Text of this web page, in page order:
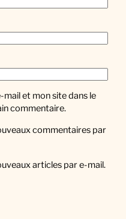
et mon site dans le
commentaire.
commentaires par
articles par e-mail.